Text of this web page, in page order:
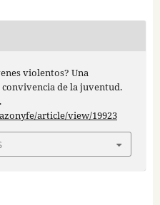
violentos? Una
de la juventud.
article/view/19923